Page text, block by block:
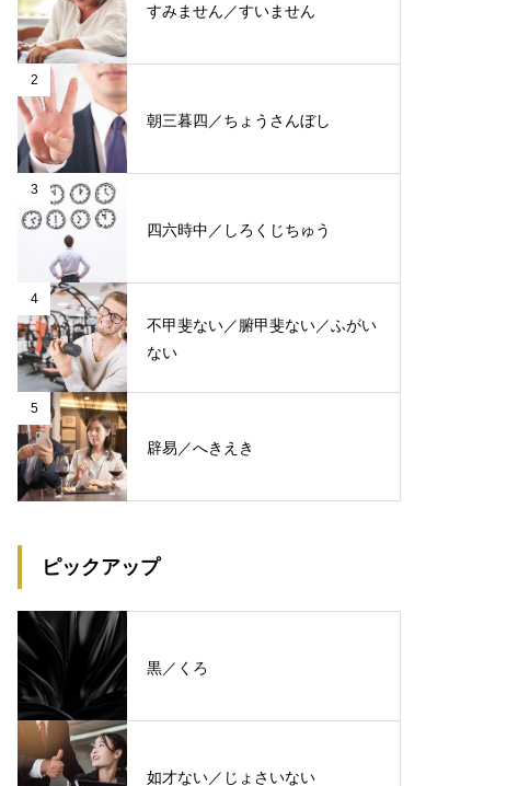
すみません／すいません
2
朝三暮四／ちょうさんぼし
3
四六時中／しろくじちゅう
4
不甲斐ない／腑甲斐ない／ふがい
ない
5
辟易／へきえき
ピックアップ
黒／くろ
如才ない／じょさいない